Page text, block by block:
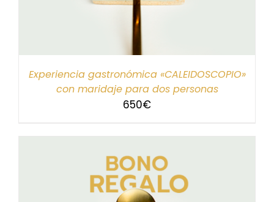
Experiencia gastronómica «CALEIDOSCOPIO»
con maridaje para dos personas
650€